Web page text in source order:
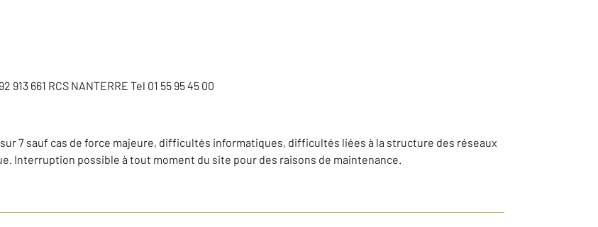
913 661 RCS NANTERRE Tel 01 55 95 45 00
7 sauf cas de force majeure, difficultés informatiques, difficultés liées à la structure des réseaux
Interruption possible à tout moment du site pour des raisons de maintenance.